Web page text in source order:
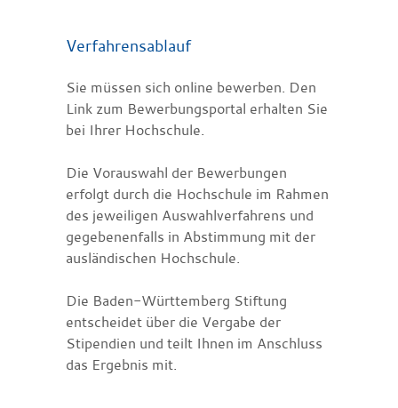
Verfahrensablauf
Sie müssen sich online bewerben. Den
Link zum Bewerbungsportal erhalten Sie
bei Ihrer Hochschule.
Die Vorauswahl der Bewerbungen
erfolgt durch die Hochschule im Rahmen
des jeweiligen Auswahlverfahrens und
gegebenenfalls in Abstimmung mit der
ausländischen Hochschule.
Die Baden-Württemberg Stiftung
entscheidet über die Vergabe der
Stipendien und teilt Ihnen im Anschluss
das Ergebnis mit.